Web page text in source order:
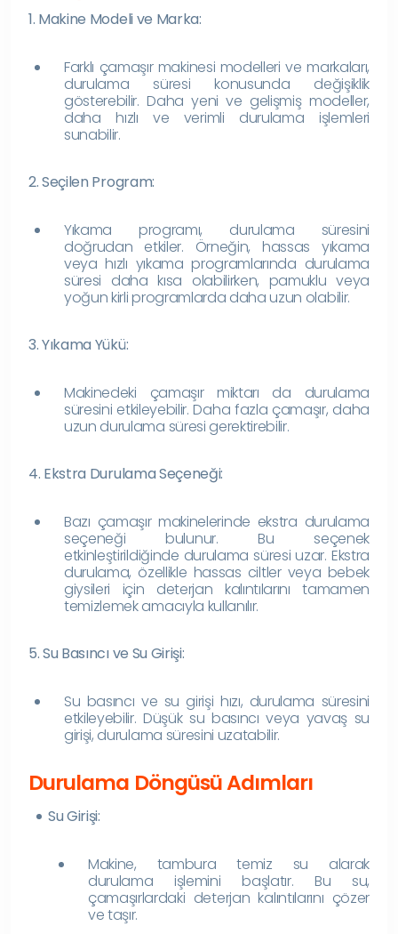
1. Makine Modeli ve Marka:
Farklı çamaşır makinesi modelleri ve markaları,
durulama süresi konusunda değişiklik
gösterebilir. Daha yeni ve gelişmiş modeller,
daha hızlı ve verimli durulama işlemleri
sunabilir.
2. Seçilen Program:
Yıkama programı, durulama süresini
doğrudan etkiler. Örneğin, hassas yıkama
veya hızlı yıkama programlarında durulama
süresi daha kısa olabilirken, pamuklu veya
yoğun kirli programlarda daha uzun olabilir.
3. Yıkama Yükü:
Makinedeki çamaşır miktarı da durulama
süresini etkileyebilir. Daha fazla çamaşır, daha
uzun durulama süresi gerektirebilir.
4. Ekstra Durulama Seçeneği:
Bazı çamaşır makinelerinde ekstra durulama
seçeneği bulunur. Bu seçenek
etkinleştirildiğinde durulama süresi uzar. Ekstra
durulama, özellikle hassas ciltler veya bebek
giysileri için deterjan kalıntılarını tamamen
temizlemek amacıyla kullanılır.
5. Su Basıncı ve Su Girişi:
Su basıncı ve su girişi hızı, durulama süresini
etkileyebilir. Düşük su basıncı veya yavaş su
girişi, durulama süresini uzatabilir.
Durulama Döngüsü Adımları
Su Girişi:
Makine, tambura temiz su alarak
durulama işlemini başlatır. Bu su,
çamaşırlardaki deterjan kalıntılarını çözer
ve taşır.